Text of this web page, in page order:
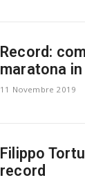
Record:
maratona
11 Novembre 2019
Filippo
record